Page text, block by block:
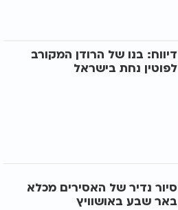
דיווח: בנו של הרודן המקורב
לפוטין נחת בישראל
סיור נדיר של האסירים מכלא
באר שבע באושוויץ